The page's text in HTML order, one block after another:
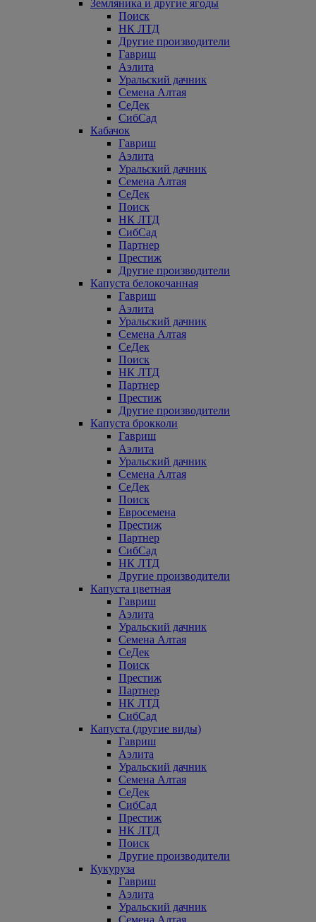
Земляника и другие ягоды
Поиск
НК ЛТД
Другие производители
Гавриш
Аэлита
Уральский дачник
Семена Алтая
СеДек
СибСад
Кабачок
Гавриш
Аэлита
Уральский дачник
Семена Алтая
СеДек
Поиск
НК ЛТД
СибСад
Партнер
Престиж
Другие производители
Капуста белокочанная
Гавриш
Аэлита
Уральский дачник
Семена Алтая
СеДек
Поиск
НК ЛТД
Партнер
Престиж
Другие производители
Капуста брокколи
Гавриш
Аэлита
Уральский дачник
Семена Алтая
СеДек
Поиск
Евросемена
Престиж
Партнер
СибСад
НК ЛТД
Другие производители
Капуста цветная
Гавриш
Аэлита
Уральский дачник
Семена Алтая
СеДек
Поиск
Престиж
Партнер
НК ЛТД
СибСад
Капуста (другие виды)
Гавриш
Аэлита
Уральский дачник
Семена Алтая
СеДек
СибСад
Престиж
НК ЛТД
Поиск
Другие производители
Кукуруза
Гавриш
Аэлита
Уральский дачник
Семена Алтая